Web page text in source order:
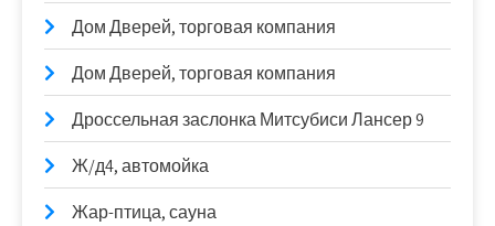
Дом Дверей, торговая компания
Дом Дверей, торговая компания
Дроссельная заслонка Митсубиси Лансер 9
Ж/д4, автомойка
Жар-птица, сауна